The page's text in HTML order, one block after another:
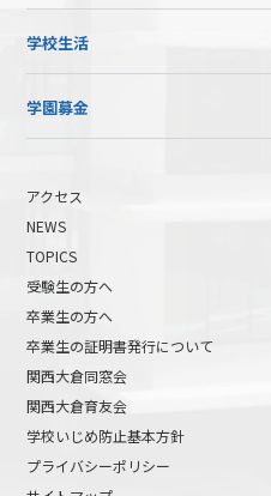
学校生活
学園募金
アクセス
NEWS
TOPICS
受験生の方へ
卒業生の方へ
卒業生の証明書発行について
関西大倉同窓会
関西大倉育友会
学校いじめ防止基本方針
プライバシーポリシー